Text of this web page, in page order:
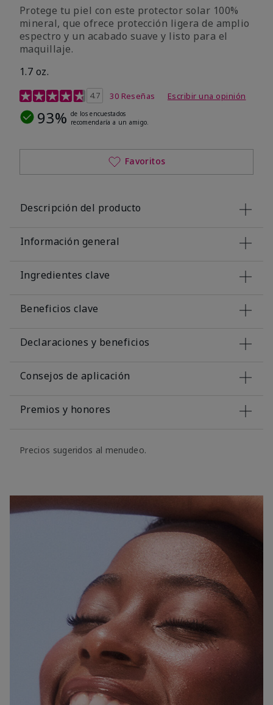
Protege tu piel con este protector solar 100%
mineral, que ofrece protección ligera de amplio
espectro y un acabado suave y listo para el
maquillaje.
1.7 oz.
Calificación de clientes de 5 de 5
4.7 30 Reseñas Escribir una opinión
93% de los encuestados
recomendaría a un amigo.
Favoritos
Descripción del producto
Información general
Ingredientes clave
Beneficios clave
Declaraciones y beneficios
Consejos de aplicación
Premios y honores
Precios sugeridos al menudeo.